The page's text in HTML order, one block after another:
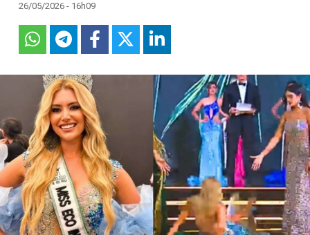
26/05/2026 - 16h09